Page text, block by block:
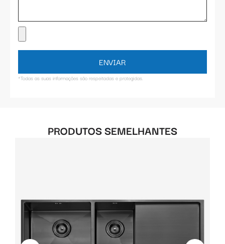
ENVIAR
*Todas as suas informações são respeitadas e protegidas.
PRODUTOS SEMELHANTES